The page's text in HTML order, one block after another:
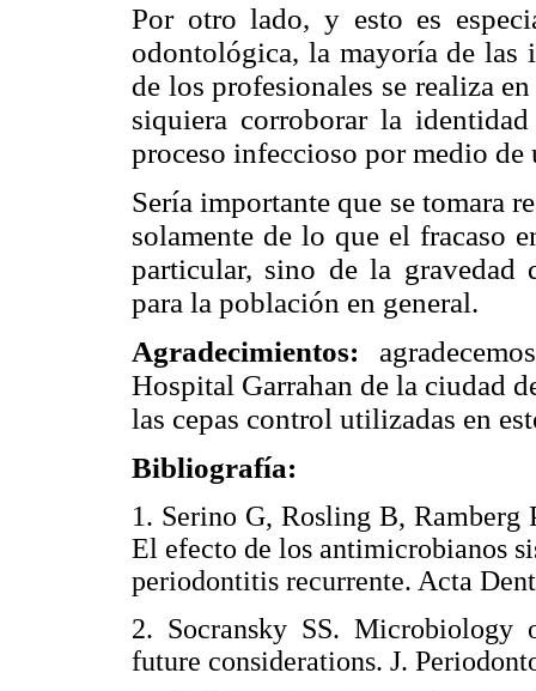
Por otro lado, y esto es
odontológica, la mayoría de las
de los profesionales se realiza
siquiera corroborar la
proceso infeccioso por medio
Sería importante que se tomara
solamente de lo que el fracaso
particular, sino de la gravedad
para la población en general.
Agradecimientos:
Hospital Garrahan de la ciudad
las cepas control utilizadas en
Bibliografía:
1. Serino G, Rosling B,
El efecto de los antimicrobianos
periodontitis recurrente. Acta
2. Socransky SS. Microbiology
future considerations. J.